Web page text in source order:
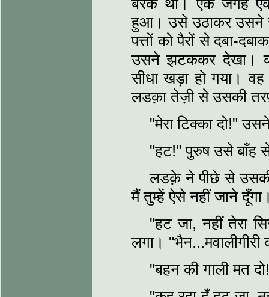
बरक था। एक जगह
हुआ। उसे उठाकर उसने
पत्तों को पैरों से दबा-
उसने झटककर देखा।
सीधा खड़ा हो गया।
लडक़ा तेज़ी से उसकी
"मेरा टिक्का दो!"
"हट!" पुरुष उसे
लडक़े ने पीछे से उसकी
मैं तुम्हें ऐसे नहीं जाने
"हट जा, नहीं तेरा
लगा। "भैन...मवालीगीरी
"बहन की गाली मत